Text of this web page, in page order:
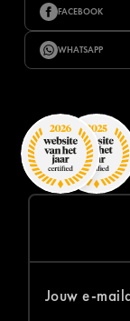
FACEBOOK
WHATSAPP